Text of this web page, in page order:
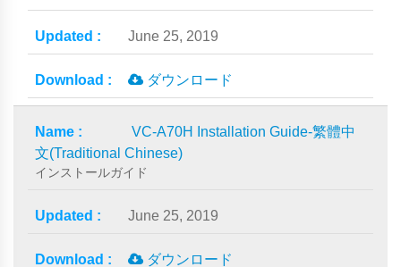
June 25, 2019
ダウンロード
VC-A70H Installation Guide-繁體中
文(Traditional Chinese)
インストールガイド
June 25, 2019
ダウンロード